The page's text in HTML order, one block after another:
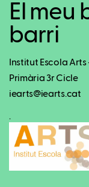
El meu
barri
Institut Escola
Primària 3r Cicle
iearts@iearts.cat
.